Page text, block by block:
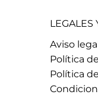
LEGALES
Aviso
Política
Política